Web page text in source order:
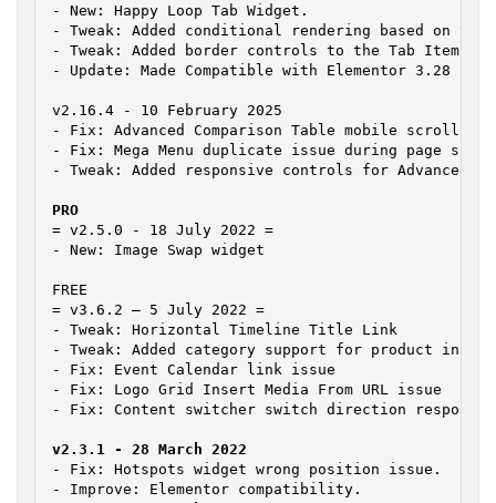
- New: Happy Loop Tab Widget.
- Tweak: Added conditional rendering based on
- Tweak: Added border controls to the Tab Item in
- Update: Made Compatible with Elementor 3.28
v2.16.4 - 10 February 2025
- Fix: Advanced Comparison Table mobile scroll
- Fix: Mega Menu duplicate issue during page
- Tweak: Added responsive controls for Advanced
= v2.5.0 - 18 July 2022 =
- New: Image Swap widget
FREE
= v3.6.2 – 5 July 2022 =
- Tweak: Horizontal Timeline Title Link
- Tweak: Added category support for product in
- Fix: Event Calendar link issue
- Fix: Logo Grid Insert Media From URL issue
- Fix: Hotspots widget wrong position issue.